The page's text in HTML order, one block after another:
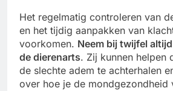
Het regelmatig controleren van
en het tijdig aanpakken van
voorkomen. Neem bij twijfel
de dierenarts. Zij kunnen helpen
de slechte adem te achterhalen
over hoe je de mondgezondheid